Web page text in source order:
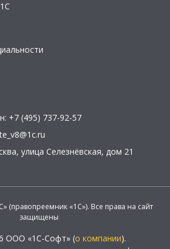
+7 (495) 737-92-57
, улица Селезнёвская, дом 21
(правопреемник «1С»). Все права на сайт
защищены
ООО «1С-Софт» (о компании).